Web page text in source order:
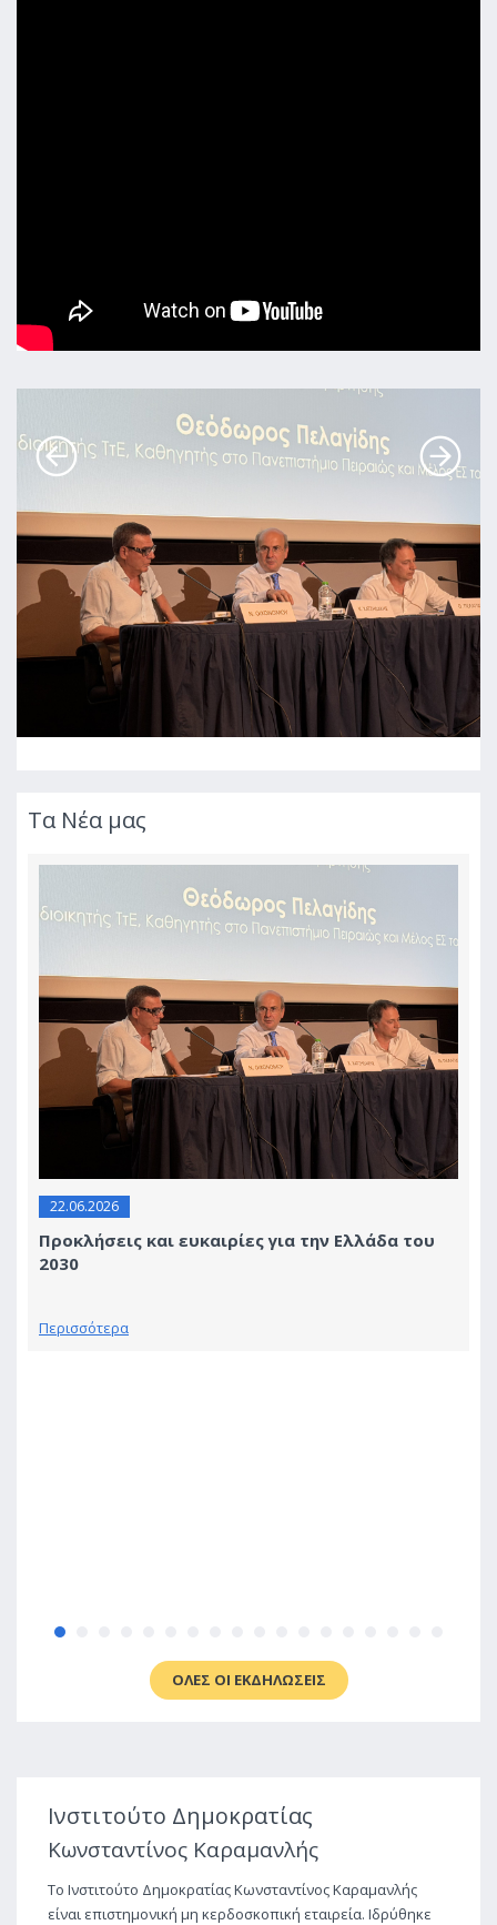
Τα Νέα μας
22.06.2026
Προκλήσεις και ευκαιρίες για την Ελλάδα του
2030
Περισσότερα
ΟΛΕΣ ΟΙ ΕΚΔΗΛΩΣΕΙΣ
Ινστιτούτο Δημοκρατίας
Κωνσταντίνος Καραμανλής
Το Ινστιτούτο Δημοκρατίας Κωνσταντίνος Καραμανλής
είναι επιστημονική μη κερδοσκοπική εταιρεία. Ιδρύθηκε